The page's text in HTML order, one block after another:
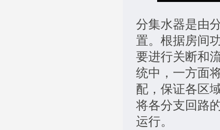
分集水器是由
置。根据房间
要进行关断和
统中，一方面
配，保证各区
将各分支回路
运行。